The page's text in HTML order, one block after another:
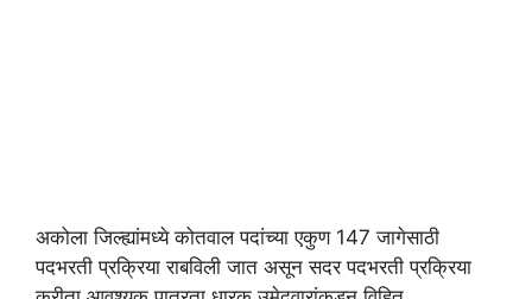
अकोला जिल्ह्यांमध्ये कोतवाल पदांच्या एकुण 147 जागेसाठी
पदभरती प्रक्रिया राबविली जात असून सदर पदभरती प्रक्रिया